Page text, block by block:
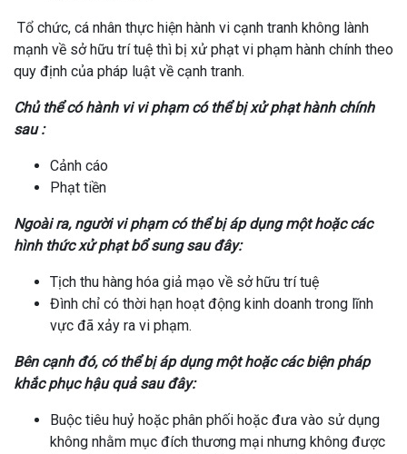
Tổ chức, cá nhân thực hiện hành vi cạnh tranh không lành
mạnh về sở hữu trí tuệ thì bị xử phạt vi phạm hành chính theo
quy định của pháp luật về cạnh tranh.
Chủ thể có hành vi vi phạm có thể bị xử phạt hành chính
sau :
Cảnh cáo
Phạt tiền
Ngoài ra, người vi phạm có thể bị áp dụng một hoặc các
hình thức xử phạt bổ sung sau đây:
Tịch thu hàng hóa giả mạo về sở hữu trí tuệ
Đình chỉ có thời hạn hoạt động kinh doanh trong lĩnh
vực đã xảy ra vi phạm.
Bên cạnh đó, có thể bị áp dụng một hoặc các biện pháp
khắc phục hậu quả sau đây:
Buộc tiêu huỷ hoặc phân phối hoặc đưa vào sử dụng
không nhằm mục đích thương mại nhưng không được